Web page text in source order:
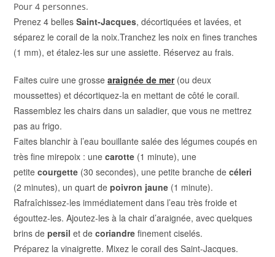
Pour 4 personnes.
Prenez 4 bellesSaint-Jacques, décortiquées et lavées, et
séparez le corail de la noix.Tranchez les noix en fines tranches
(1 mm), et étalez-les sur une assiette. Réservez au frais.
Faites cuire une grossearaignée de mer(ou deux
moussettes) et décortiquez-la en mettant de côté le corail.
Rassemblez les chairs dans un saladier, que vous ne mettrez
pas au frigo.
Faites blanchir à l’eau bouillante salée des légumes coupés en
très fine mirepoix : unecarotte (1 minute), une
petitecourgette (30 secondes), une petite branche decéleri
(2 minutes), un quart depoivron jaune (1 minute).
Rafraîchissez-les immédiatement dans l’eau très froide et
égouttez-les.Ajoutez-les à la chair d’araignée, avec quelques
brins depersilet decoriandrefinement ciselés.
Préparez la vinaigrette. Mixez le corail des Saint-Jacques.